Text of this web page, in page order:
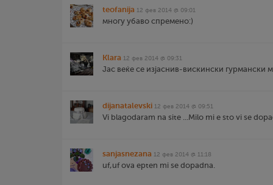
teofanija 12 фев 2014 @ 09:01
многу убаво спремено:)
Klara 12 фев 2014 @ 09:31
Јас веќе се изјаснив-вискински гурмански
dijanatalevski 12 фев 2014 @ 09:51
Vi blagodaram na site ...Milo mi e sto vi se
sanjasnezana 12 фев 2014 @ 11:18
uf,uf ova epten mi se dopadna.